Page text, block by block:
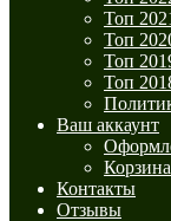
Топ
Топ
Топ
Топ
Ваш аккаунт
Корзина
Контакты
Отзывы